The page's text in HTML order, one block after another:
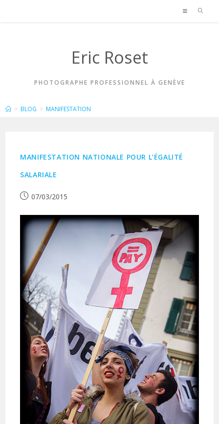
Eric Roset
PHOTOGRAPHE PROFESSIONNEL À GENÈVE
> BLOG > MANIFESTATION
MANIFESTATION NATIONALE POUR L’ÉGALITÉ
SALARIALE
Publication
07/03/2015